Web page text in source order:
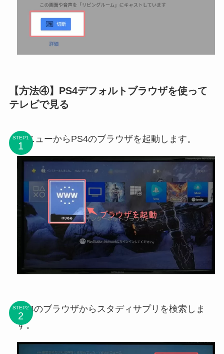
【方法④】PS4デフォルトブラウザを使って
テレビで見る
STEP1
メニューからPS4のブラウザを起動します。
STEP2
PS4のブラウザからスタディサプリを検索しま
す。